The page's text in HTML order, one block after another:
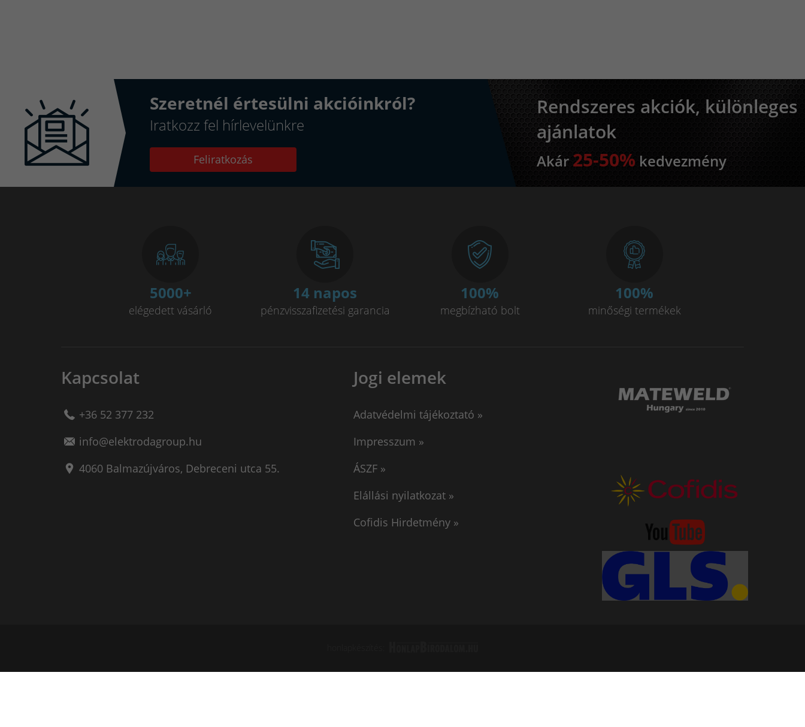
Rendszeres akciók, különleges
ajánlatok
Akár 25-50% kedvezmény
Szeretnél értesülni akcióinkról?
Iratkozz fel hírlevelünkre
Feliratkozás
5000+
elégedett vásárló
14 napos
pénzvisszafizetési garancia
100%
megbízható bolt
100%
minőségi termékek
Kapcsolat
+36 52 377 232
info@elektrodagroup.hu
4060 Balmazújváros, Debreceni utca 55.
Jogi elemek
Adatvédelmi tájékoztató »
Impresszum »
ÁSZF »
Elállási nyilatkozat »
Cofidis Hirdetmény »